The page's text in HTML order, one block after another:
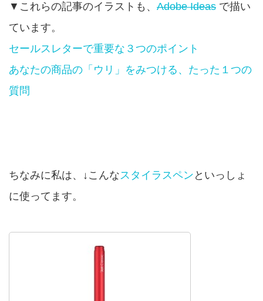
▼これらの記事のイラストも、 Adobe Ideas で描い
ています。
セールスレターで重要な３つのポイント
あなたの商品の「ウリ」をみつける、たった１つの
質問
ちなみに私は、↓こんなスタイラスペン といっしょ
に使ってます。